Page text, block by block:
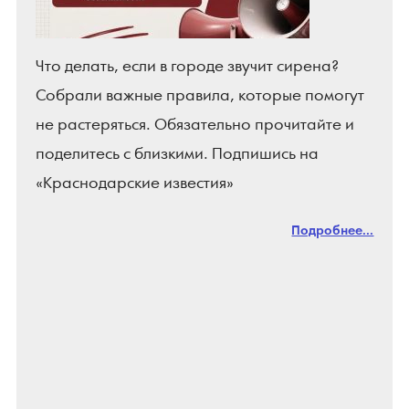
Что делать, если в городе звучит сирена?
Собрали важные правила, которые помогут
не растеряться. Обязательно прочитайте и
поделитесь с близкими. Подпишись на
«Краснодарские известия»
Подробнее...